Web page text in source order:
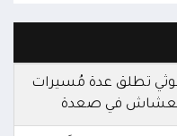
تطلق عدة مُسيرات
العشاش في صعدة